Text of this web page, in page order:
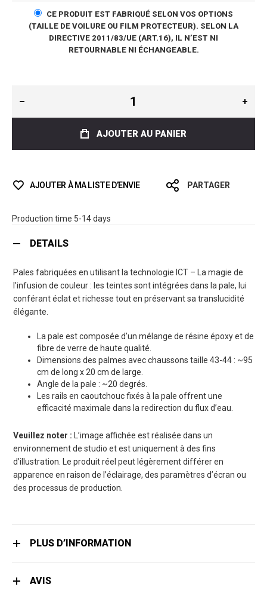
CE PRODUIT EST FABRIQUÉ SELON VOS OPTIONS
(TAILLE DE VOILURE OU FILM PROTECTEUR). SELON LA
DIRECTIVE 2011/83/UE (ART.16), IL N’EST NI
RETOURNABLE NI ÉCHANGEABLE.
AJOUTER AU PANIER
AJOUTER À MA LISTE D’ENVIE PARTAGER
Production time 5-14 days
DETAILS
Pales fabriquées en utilisant la technologie ICT – La magie de
l’infusion de couleur : les teintes sont intégrées dans la pale, lui
conférant éclat et richesse tout en préservant sa translucidité
élégante.
La pale est composée d’un mélange de résine époxy et de
fibre de verre de haute qualité.
Dimensions des palmes avec chaussons taille 43-44 : ~95
cm de long x 20 cm de large.
Angle de la pale : ~20 degrés.
Les rails en caoutchouc fixés à la pale offrent une
efficacité maximale dans la redirection du flux d’eau.
Veuillez noter : L’image affichée est réalisée dans un
environnement de studio et est uniquement à des fins
d’illustration. Le produit réel peut légèrement différer en
apparence en raison de l’éclairage, des paramètres d’écran ou
des processus de production.
PLUS D’INFORMATION
AVIS